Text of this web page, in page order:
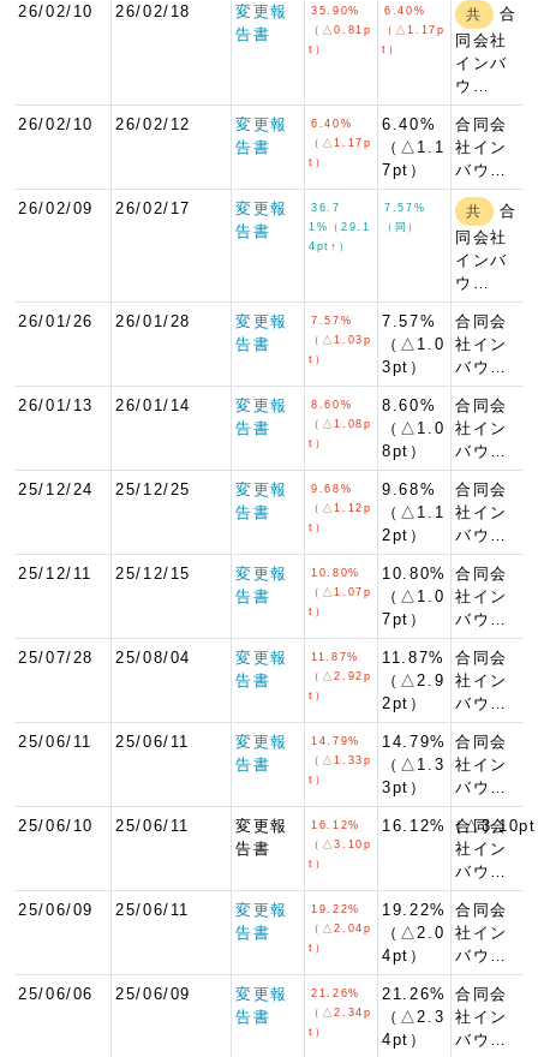
26/02/10 26/02/18
変更報
告書
35.90%
（△0.81p
t）
6.40%
（△1.17p
t）
共
合
同会社
インバ
ウ…
26/02/10 26/02/12
変更報
告書
6.40%
（△1.17p
t）
6.40%
（△1.1
7pt）
合同会
社イン
バウ…
26/02/09 26/02/17
変更報
告書
36.7
1%（29.1
4pt↑）
7.57%
（同）
共
合
同会社
インバ
ウ…
26/01/26 26/01/28
変更報
告書
7.57%
（△1.03p
t）
7.57%
（△1.0
3pt）
合同会
社イン
バウ…
26/01/13 26/01/14
変更報
告書
8.60%
（△1.08p
t）
8.60%
（△1.0
8pt）
合同会
社イン
バウ…
25/12/24 25/12/25
変更報
告書
9.68%
（△1.12p
t）
9.68%
（△1.1
2pt）
合同会
社イン
バウ…
25/12/11 25/12/15
変更報
告書
10.80%
（△1.07p
t）
10.80%
（△1.0
7pt）
合同会
社イン
バウ…
25/07/28 25/08/04
変更報
告書
11.87%
（△2.92p
t）
11.87%
（△2.9
2pt）
合同会
社イン
バウ…
25/06/11 25/06/11
変更報
告書
14.79%
（△1.33p
t）
14.79%
（△1.3
3pt）
合同会
社イン
バウ…
25/06/10 25/06/11
変更報
告書
16.12%
（△3.10p
t）
16.12%（△3.10pt
合同会
社イン
バウ…
25/06/09 25/06/11
変更報
告書
19.22%
（△2.04p
t）
19.22%
（△2.0
4pt）
合同会
社イン
バウ…
25/06/06 25/06/09
変更報
告書
21.26%
（△2.34p
t）
21.26%
（△2.3
4pt）
合同会
社イン
バウ…